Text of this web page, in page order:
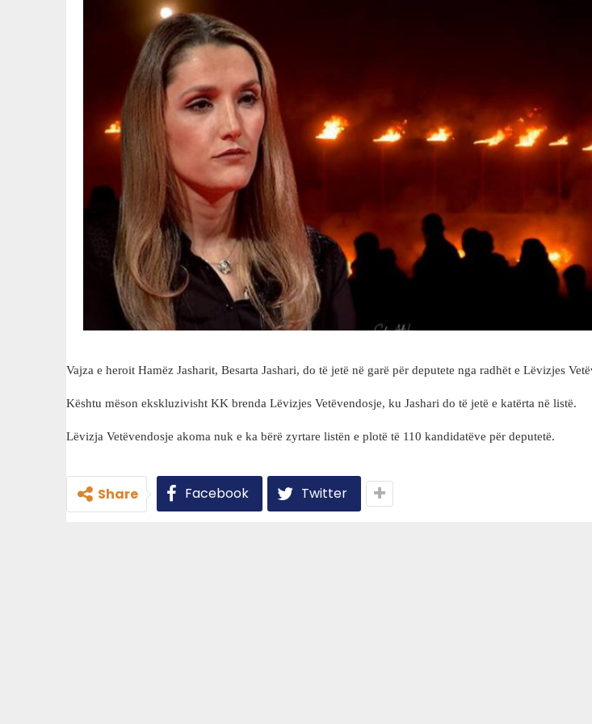
Vajza e heroit Hamëz Jasharit, Besarta Jashari, do të jetë në garë për deputete nga radhët e Lëvizjes
Kështu mëson ekskluzivisht KK brenda Lëvizjes Vetëvendosje, ku Jashari do të jetë e katërta në listë.
Lëvizja Vetëvendosje akoma nuk e ka bërë zyrtare listën e plotë të 110 kandidatëve për deputetë.
Share Facebook Twitter